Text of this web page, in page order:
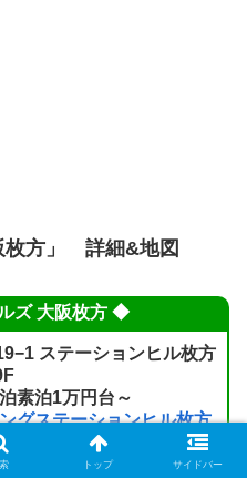
枚方」 詳細&地図
ズ 大阪枚方 ◆
ステーションヒル枚方
素泊1万円台～
グステーションヒル枚方
図】
間毎500円/チェーン式/無
トップ サイドバー